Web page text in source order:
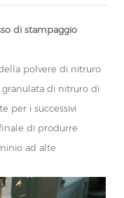
di stampaggio
polvere di nitruro
di nitruro di
per i successivi
di produrre
ad alte